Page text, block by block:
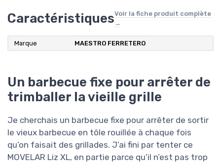
CaractéristiquesVoir la fiche produit complète
→
Marque MAESTRO FERRETERO
Un barbecue fixe pour arrêter de
trimballer la vieille grille
Je cherchais un barbecue fixe pour arrêter de sortir
le vieux barbecue en tôle rouillée à chaque fois
qu’on faisait des grillades. J’ai fini par tenter ce
MOVELAR Liz XL, en partie parce qu’il n’est pas trop